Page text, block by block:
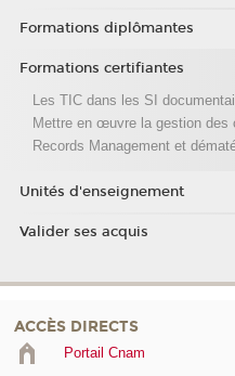
Formations diplômantes
Formations certifiantes
Les TIC dans les SI
Mettre en œuvre la gestion des
Records Management et
Unités d'enseignement
Valider ses acquis
ACCÈS DIRECTS
Portail Cnam